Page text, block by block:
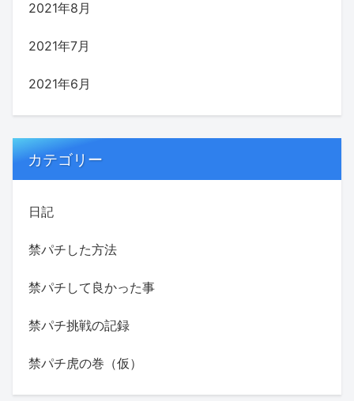
2021年8月
2021年7月
2021年6月
カテゴリー
日記
禁パチした方法
禁パチして良かった事
禁パチ挑戦の記録
禁パチ虎の巻（仮）